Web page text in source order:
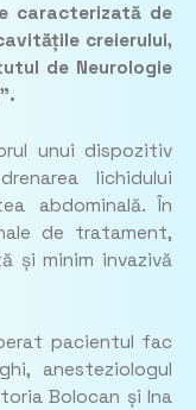
caracterizată de
creierului,
de Neurologie
unui dispozitiv
lichidului
abdominală. În
de tratament,
și minim invazivă
pacientul fac
anesteziologul
Bolocan și Ina